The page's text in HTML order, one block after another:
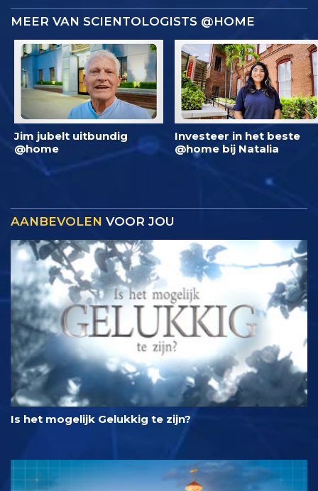
MEER VAN SCIENTOLOGISTS @HOME
Jim jubelt uitbundig
@home
Investeer in het beste
@home bij Natalia
AANBEVOLEN VOOR JOU
Is het mogelijk Gelukkig te zijn?